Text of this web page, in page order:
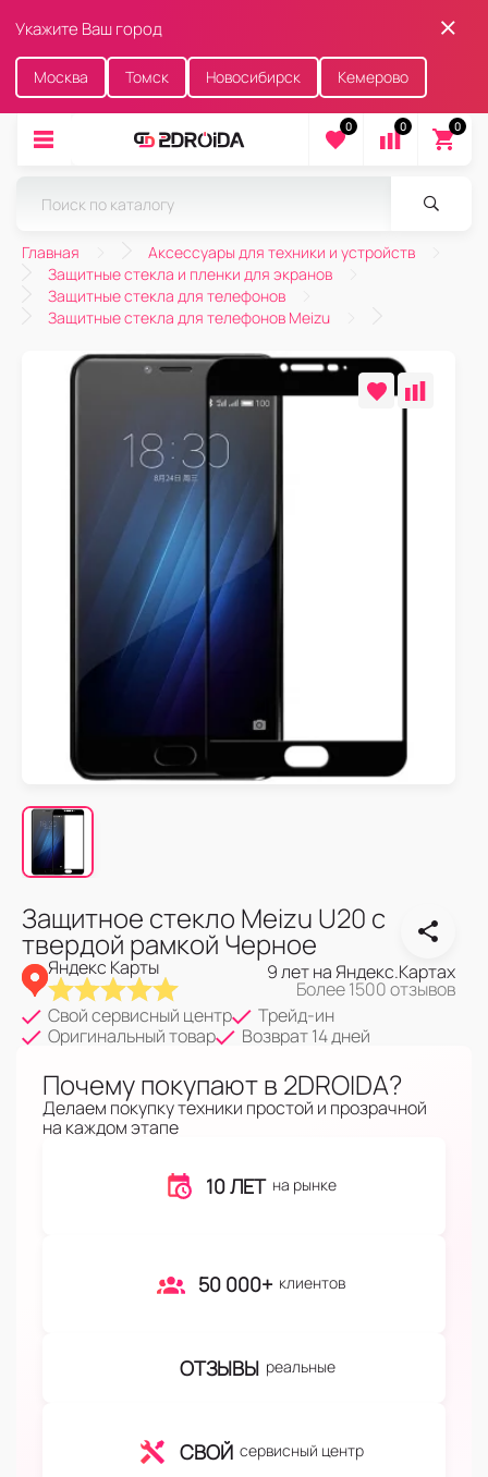
Укажите Ваш город
Москва Томск Новосибирск Кемерово
0 0 0
Главная
Аксессуары для техники и устройств
Защитные стекла и пленки для экранов
Защитные стекла для телефонов
Защитные стекла для телефонов Meizu
Защитное стекло Meizu U20 с
твердой рамкой Черное
Яндекс Карты 9 лет на Яндекс.Картах
Более 1500 отзывов
Свой сервисный центр
Трейд-ин
Оригинальный товар
Возврат 14 дней
Почему покупают в 2DROIDA?
Делаем покупку техники простой и прозрачной
на каждом этапе
10 ЛЕТ на рынке
50 000+ клиентов
ОТЗЫВЫ реальные
СВОЙ сервисный центр